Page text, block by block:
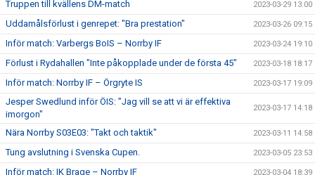
Truppen till kvällens DM-match 2023-03-29 13:00
Uddamålsförlust i genrepet: "Bra prestation" 2023-03-26 09:15
Inför match: Varbergs BoIS – Norrby IF 2023-03-24 19:10
Förlust i Rydahallen "Inte påkopplade under de första 45" 2023-03-18 18:17
Inför match: Norrby IF – Örgryte IS 2023-03-17 19:09
Jesper Swedlund inför ÖIS: ”Jag vill se att vi är effektiva
imorgon"
2023-03-17 14:18
Nära Norrby S03E03: "Takt och taktik" 2023-03-11 14:58
Tung avslutning i Svenska Cupen. 2023-03-05 23:53
Inför match: IK Brage – Norrby IF 2023-03-04 18:39